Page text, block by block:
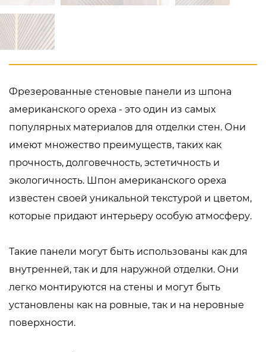
Фрезерованные стеновые панели из шпона
американского ореха - это один из самых
популярных материалов для отделки стен. Они
имеют множество преимуществ, таких как
прочность, долговечность, эстетичность и
экологичность. Шпон американского ореха
известен своей уникальной текстурой и цветом,
которые придают интерьеру особую атмосферу.
Такие панели могут быть использованы как для
внутренней, так и для наружной отделки. Они
легко монтируются на стены и могут быть
установлены как на ровные, так и на неровные
поверхности.